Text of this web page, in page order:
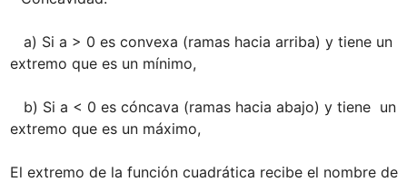
extremo que es un mínimo,
extremo que es un máximo,
El extremo de la función cuadrática recibe el nombre de